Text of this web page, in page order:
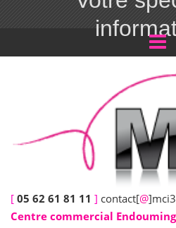
[ 05 62 61 81 11 ] contact[@
Centre commercial